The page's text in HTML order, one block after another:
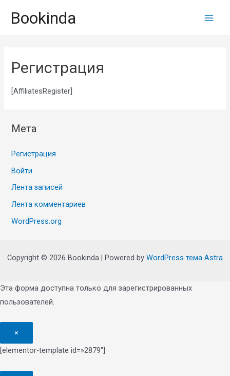
Bookinda
Регистрация
[AffiliatesRegister]
Мета
Регистрация
Войти
Лента записей
Лента комментариев
WordPress.org
Copyright © 2026 Bookinda | Powered by WordPress тема Astra
Эта форма доступна только для зарегистрированных
пользователей.
×
[elementor-template id=»2879″]